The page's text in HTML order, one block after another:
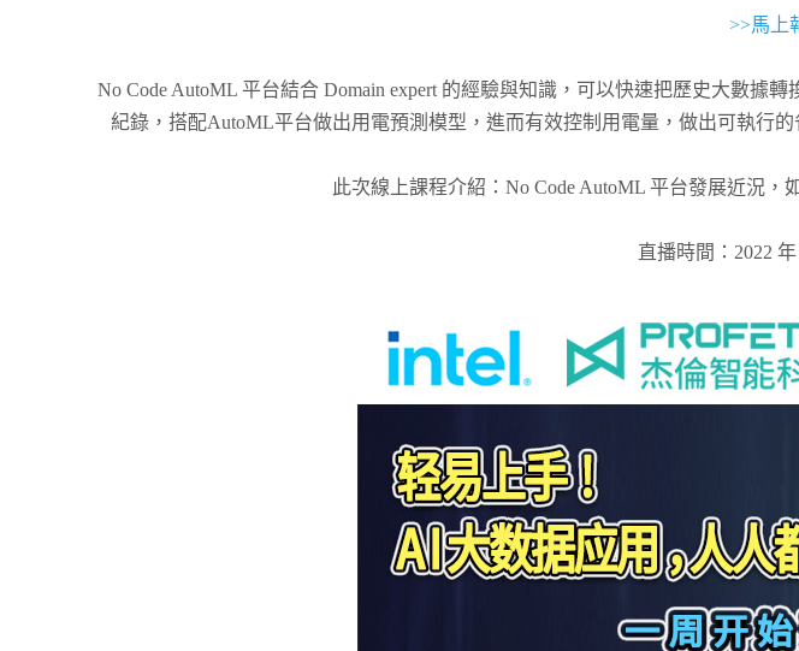
>>馬上
No Code AutoML 平台結合 Domain expert 的經驗與知識，可以快速把歷史大數
紀錄，搭配AutoML平台做出用電預測模型，進而有效控制用電量，做出可執行
此次線上課程介紹：No Code AutoML 平台發展近況
直播時間：2022